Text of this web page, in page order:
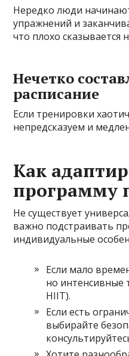
Нередко люди
упражнений и
что плохо сказывается
Нечетко
расписание
Если тренировки
непредсказуем и
Как
программу
Не существует
важно подстраивать
индивидуальные
Если мало
но интенсивные
HIIT).
Если есть
выбирайте